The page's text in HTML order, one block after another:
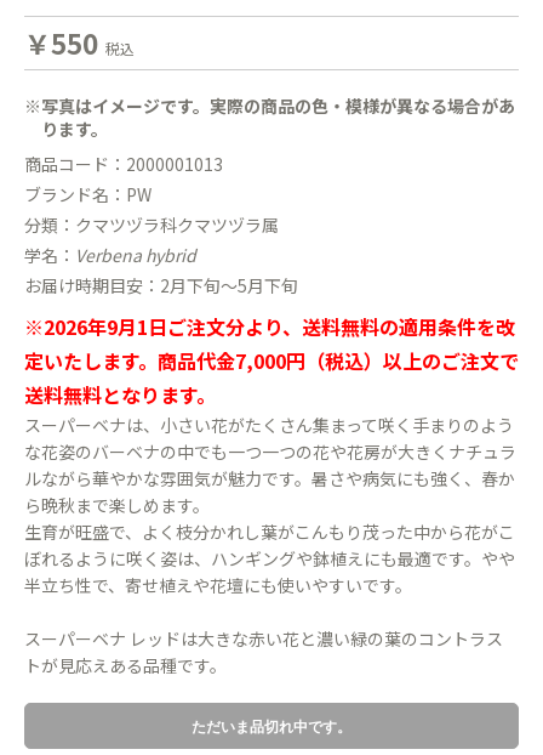
￥550 税込
※写真はイメージです。実際の商品の色・模様が異なる場合があ
ります。
商品コード：2000001013
ブランド名：PW
分類：クマツヅラ科クマツヅラ属
学名： Verbena hybrid
お届け時期目安：2月下旬〜5月下旬
※2026年9月1日ご注文分より、送料無料の適用条件を改
定いたします。商品代金7,000円（税込）以上のご注文で
送料無料となります。
スーパーベナは、小さい花がたくさん集まって咲く手まりのよう
な花姿のバーベナの中でも一つ一つの花や花房が大きくナチュラ
ルながら華やかな雰囲気が魅力です。暑さや病気にも強く、春か
ら晩秋まで楽しめます。
生育が旺盛で、よく枝分かれし葉がこんもり茂った中から花がこ
ぼれるように咲く姿は、ハンギングや鉢植えにも最適です。やや
半立ち性で、寄せ植えや花壇にも使いやすいです。
スーパーベナ レッドは大きな赤い花と濃い緑の葉のコントラス
トが見応えある品種です。
ただいま品切れ中です。